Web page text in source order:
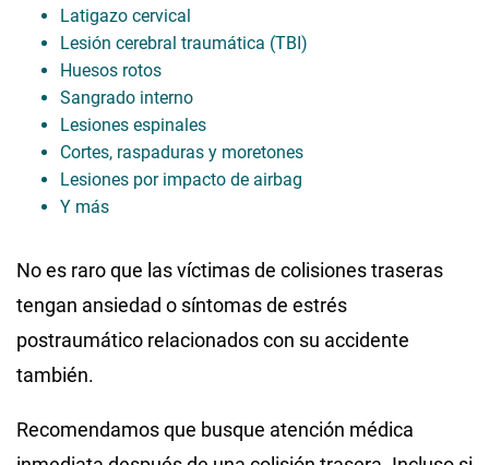
Latigazo cervical
Lesión cerebral traumática (TBI)
Huesos rotos
Sangrado interno
Lesiones espinales
Cortes, raspaduras y moretones
Lesiones por impacto de airbag
Y más
No es raro que las víctimas de colisiones traseras
tengan ansiedad o síntomas de estrés
postraumático relacionados con su accidente
también.
Recomendamos que busque atención médica